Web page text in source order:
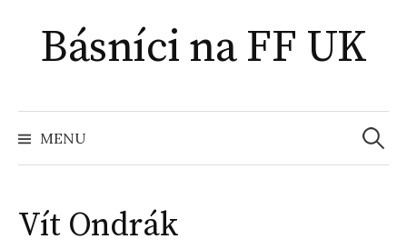
obsahu
Básníci na FF UK
MENU
Vít Ondrák